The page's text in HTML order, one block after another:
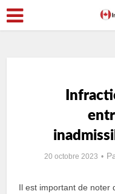
20 octobre 2023
Il est important de noter